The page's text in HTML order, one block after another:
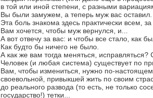
в той или иной степени, с разными
Вы были замужем, а теперь муж вас оставил.
Эта боль знакома здесь практически всем,
Вам хочется, чтобы муж вернулся, и...
А вот отвечу за вас: и чтобы все стало, как
Как будто бы ничего не было.
А как же вам тогда меняться, исправляться?
Человек (и любая система) существует по
Вам, чтобы измениться, нужно по-
своевольной, привыкшей жить по своим
до реального развода (то есть, не только
государство!) тетки...